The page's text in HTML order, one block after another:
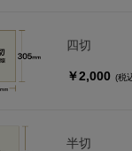
四切
￥2,000 (税
半切